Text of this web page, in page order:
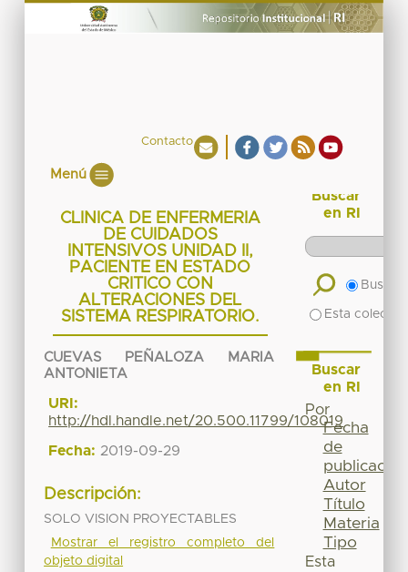
Contacto
Menú
CLINICA DE ENFERMERIA
DE CUIDADOS
INTENSIVOS UNIDAD II,
PACIENTE EN ESTADO
CRITICO CON
ALTERACIONES DEL
SISTEMA RESPIRATORIO.
CUEVAS PEÑALOZA MARIA
ANTONIETA
URI:
http://hdl.handle.net/20.500.11799/108019
Fecha: 2019-09-29
Descripción:
SOLO VISION PROYECTABLES
Mostrar el registro completo del
objeto digital
Buscar
en RI
Buscar
Esta
Buscar
en RI
Por
Fecha
de
publicación
Autor
Título
Materia
Tipo
Esta